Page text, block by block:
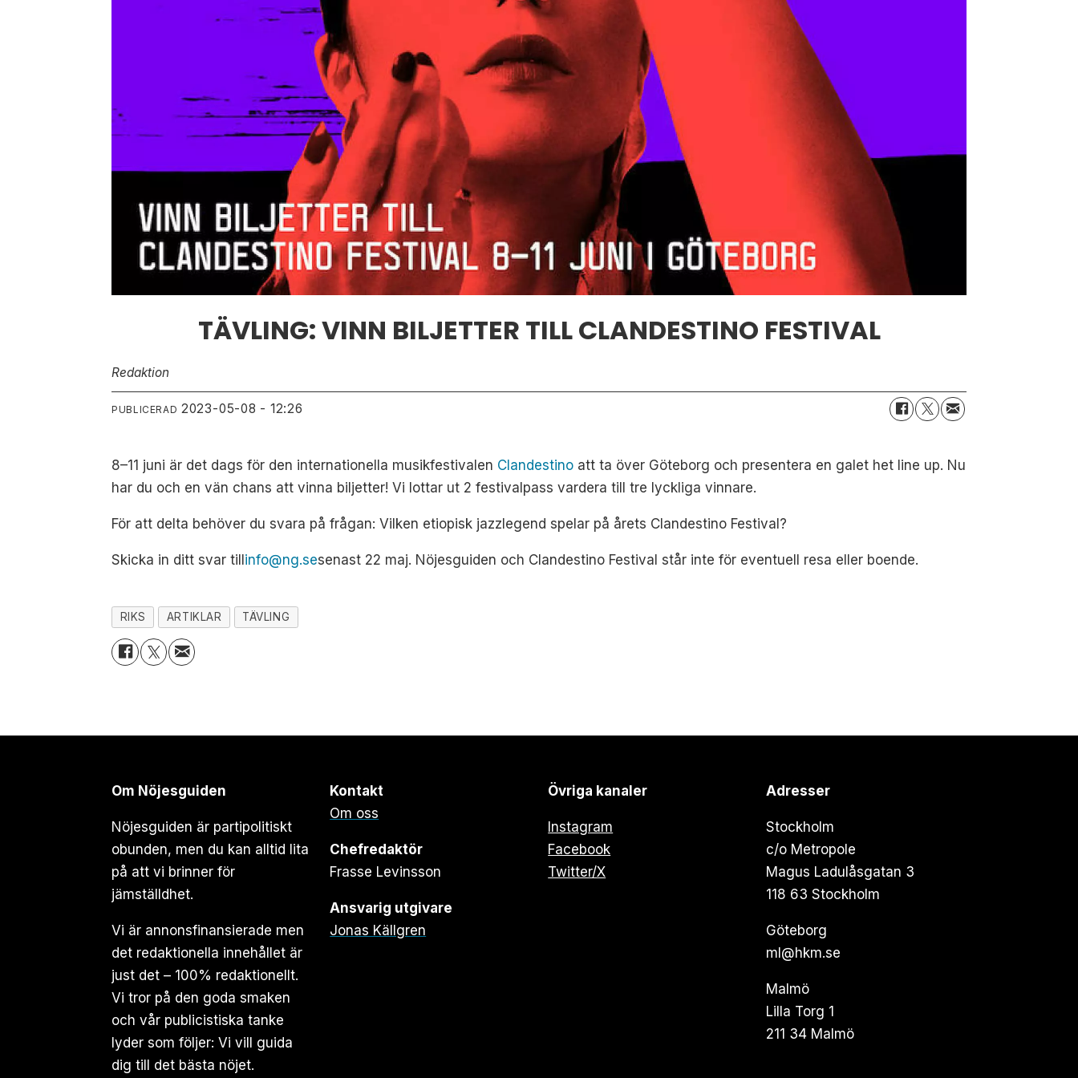
TÄVLING: VINN BILJETTER TILL CLANDESTINO FESTIVAL
Redaktion
PUBLICERAD 2023-05-08 - 12:26
8–11 juni är det dags för den internationella musikfestivalen Clandestino att ta över Göteborg och presentera en galet het line up. Nu
har du och en vän chans att vinna biljetter! Vi lottar ut 2 festivalpass vardera till tre lyckliga vinnare.
För att delta behöver du svara på frågan: Vilken etiopisk jazzlegend spelar på årets Clandestino Festival?
Skicka in ditt svar tillinfo@ng.sesenast 22 maj. Nöjesguiden och Clandestino Festival står inte för eventuell resa eller boende.
RIKS ARTIKLAR TÄVLING
Om Nöjesguiden
Nöjesguiden är partipolitiskt
obunden, men du kan alltid lita
på att vi brinner för
jämställdhet.
Vi är annonsfinansierade men
det redaktionella innehållet är
just det – 100% redaktionellt.
Vi tror på den goda smaken
och vår publicistiska tanke
lyder som följer: Vi vill guida
dig till det bästa nöjet.
Kontakt
Om oss
Chefredaktör
Frasse Levinsson
Ansvarig utgivare
Jonas Källgren
Övriga kanaler
Instagram
Facebook
Twitter/X
Adresser
Stockholm
c/o Metropole
Magus Ladulåsgatan 3
118 63 Stockholm
Göteborg
ml@hkm.se
Malmö
Lilla Torg 1
211 34 Malmö